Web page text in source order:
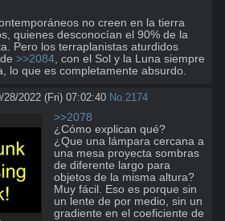
no creen en la tierra
quienes desconocían el 90% de la
Pero los terraplanistas aturdidos
>>2084, con el Sol y la Luna siempre
lo que es completamente absurdo.
28/2022 (Fri) 07:02:40 No.2174
>>2078
¿Cómo explican qué?
¿Que una lámpara cercana a
una mesa proyecta sombras
de diferente largo para
objetos de la misma altura?
Muy fácil. Eso es porque sin
un lente de por medio, sin un
gradiente en el coeficiente de